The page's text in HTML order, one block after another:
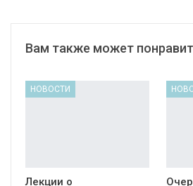
Вам также может
НОВОСТИ
Лекции о